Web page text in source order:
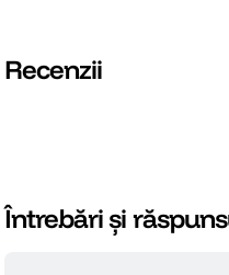
Recenzii
Întrebări și